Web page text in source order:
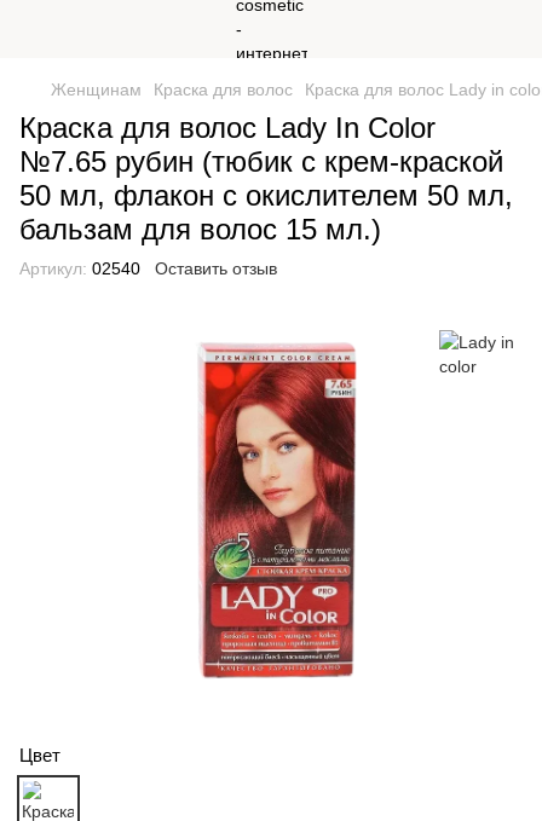
Женщинам Краска для волос Краска для волос Lady in
Краска для волос Lady In Сolor
№7.65 рубин (тюбик с крем-краской
50 мл, флакон с окислителем 50 мл,
бальзам для волос 15 мл.)
Артикул: 02540 Оставить отзыв
Цвет